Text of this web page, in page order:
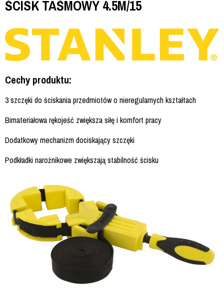
ŚCISK TAŚMOWY 4.5M/15
Cechy produktu:
3 szczęki do ściskania przedmiotów o nieregularnych kształtach
Bimateriałowa rękojeść zwiększa siłę i komfort pracy
Dodatkowy mechanizm dociskający szczęki
Podkładki narożnikowe zwiększają stabilność ścisku